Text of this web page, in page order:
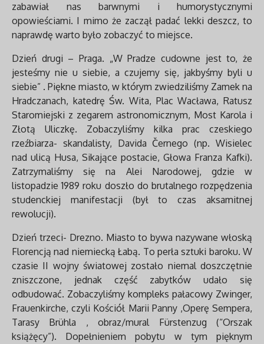
zabawiał nas barwnymi i humorystycznymi
opowieściami. I mimo że zaczął padać lekki deszcz, to
naprawdę warto było zobaczyć to miejsce.
Dzień drugi – Praga. „W Pradze cudowne jest to, że
jesteśmy nie u siebie, a czujemy się, jakbyśmy byli u
siebie” . Piękne miasto, w którym zwiedziliśmy Zamek na
Hradczanach, katedrę Św. Wita, Plac Wacława, Ratusz
Staromiejski z zegarem astronomicznym, Most Karola i
Złotą Uliczkę. Zobaczyliśmy kilka prac czeskiego
rzeźbiarza- skandalisty, Davida Černego (np. Wisielec
nad ulicą Husa, Sikające postacie, Głowa Franza Kafki).
Zatrzymaliśmy się na Alei Narodowej, gdzie w
listopadzie 1989 roku doszło do brutalnego rozpędzenia
studenckiej manifestacji (był to czas aksamitnej
rewolucji).
Dzień trzeci- Drezno. Miasto to bywa nazywane włoską
Florencją nad niemiecką Łabą. To perła sztuki baroku. W
czasie II wojny światowej zostało niemal doszczętnie
zniszczone, jednak część zabytków udało się
odbudować. Zobaczyliśmy kompleks pałacowy Zwinger,
Frauenkirche, czyli Kościół Marii Panny ,Operę Sempera,
Tarasy Brühla , obraz/mural Fürstenzug (“Orszak
książęcy”). Dopełnieniem pobytu w tym pięknym